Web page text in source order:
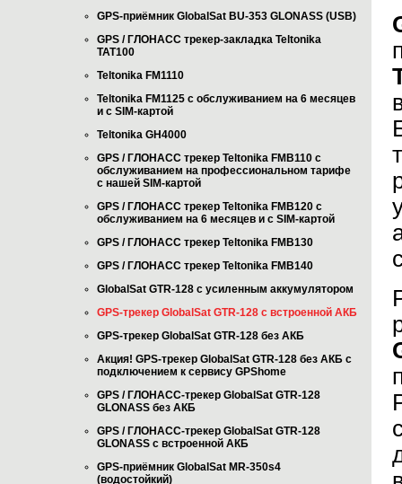
GPS-приёмник GlobalSat BU-353 GLONASS (USB)
GPS / ГЛОНАСС трекер-закладка Teltonika
TAT100
Teltonika FM1110
Teltonika FM1125 с обслуживанием на 6 месяцев
и с SIM-картой
Teltonika GH4000
GPS / ГЛОНАСС трекер Teltonika FMB110 с
обслуживанием на профессиональном тарифе
с нашей SIM-картой
GPS / ГЛОНАСС трекер Teltonika FMB120 с
обслуживанием на 6 месяцев и с SIM-картой
GPS / ГЛОНАСС трекер Teltonika FMB130
GPS / ГЛОНАСС трекер Teltonika FMB140
GlobalSat GTR-128 с усиленным аккумулятором
GPS-трекер GlobalSat GTR-128 с встроенной АКБ
GPS-трекер GlobalSat GTR-128 без АКБ
Акция! GPS-трекер GlobalSat GTR-128 без АКБ с
подключением к сервису GPShome
GPS / ГЛОНАСС-трекер GlobalSat GTR-128
GLONASS без АКБ
GPS / ГЛОНАСС-трекер GlobalSat GTR-128
GLONASS с встроенной АКБ
GPS-приёмник GlobalSat MR-350s4
(водостойкий)